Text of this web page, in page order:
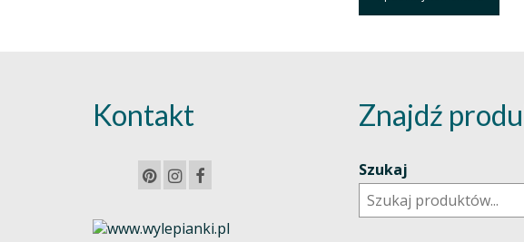
Kontakt Znajdź
Szukaj